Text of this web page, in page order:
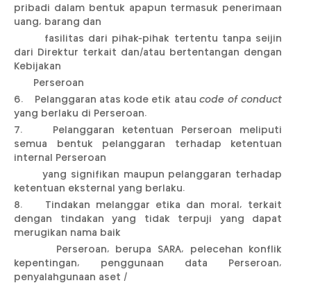
pribadi dalam bentuk apapun termasuk penerimaan
uang, barang dan
fasilitas dari pihak-pihak tertentu tanpa seijin
dari Direktur terkait dan/atau bertentangan dengan
Kebijakan
Perseroan
6. Pelanggaran atas kode etik atau code of conduct
yang berlaku di Perseroan.
7. Pelanggaran ketentuan Perseroan meliputi
semua bentuk pelanggaran terhadap ketentuan
internal Perseroan
yang signifikan maupun pelanggaran terhadap
ketentuan eksternal yang berlaku.
8. Tindakan melanggar etika dan moral, terkait
dengan tindakan yang tidak terpuji yang dapat
merugikan nama baik
Perseroan, berupa SARA, pelecehan konflik
kepentingan, penggunaan data Perseroan,
penyalahgunaan aset /